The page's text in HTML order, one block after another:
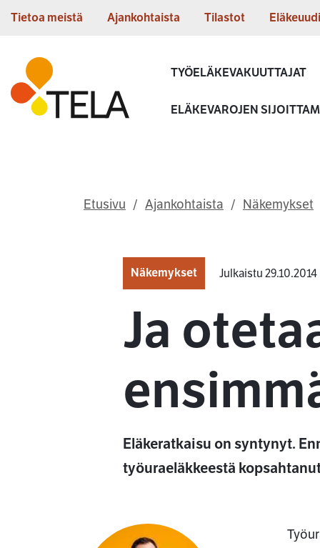
Siirry sisältöön
Tietoa meistä Ajankohtaista Tilastot
Etusivu
TYÖELÄKEVAKUUTTAJAT
ELÄKEVAROJEN
Etusivu Ajankohtaista Näkemykset
Näkemykset Julkaistu 29.10.2014
Ja
Eläkeratkaisu on syntynyt.
työuraeläkkeestä